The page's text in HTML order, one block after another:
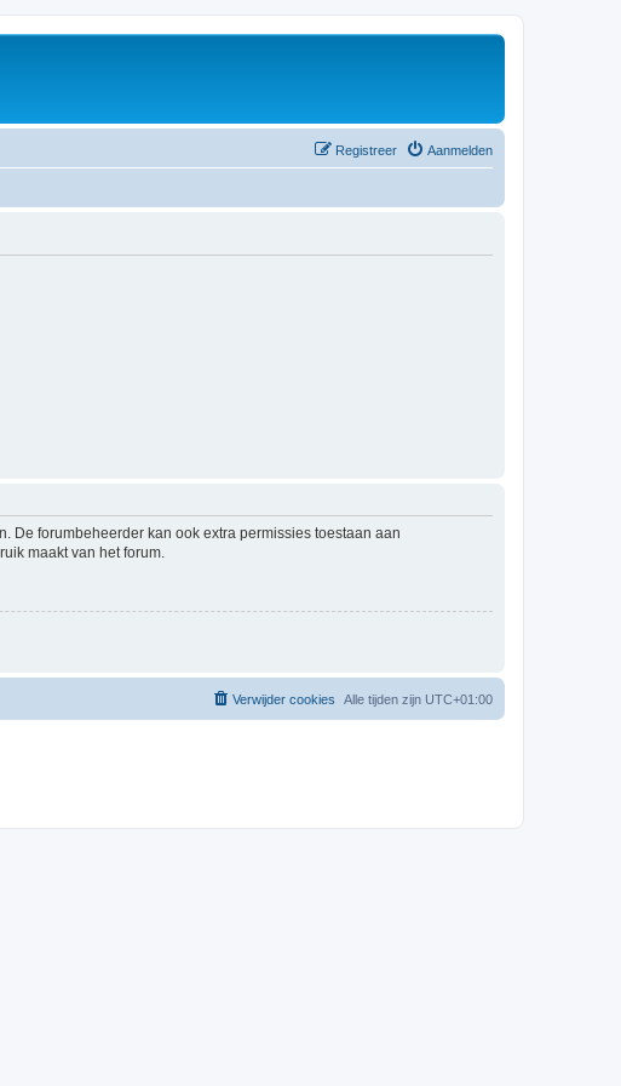
Aanmelden
Registreer
De forumbeheerder kan ook extra permissies toestaan aan
maakt van het forum.
Alle tijden zijn UTC+01:00
Verwijder cookies